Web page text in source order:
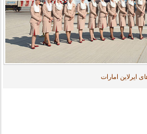
ایرلاین امارات